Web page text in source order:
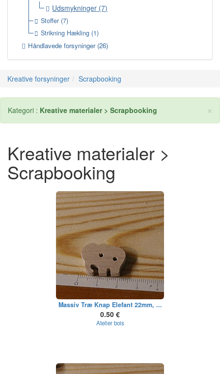
Udsmykninger (7)
Stoffer (7)
Strikning Hækling (1)
Håndlavede forsyninger(26)
Kreative forsyninger Scrapbooking
×
Kategori : Kreative materialer > Scrapbooking
Kreative materialer >
Scrapbooking
Massiv Træ Knap Elefant 22mm, ...
0.50 €
Atelier bois